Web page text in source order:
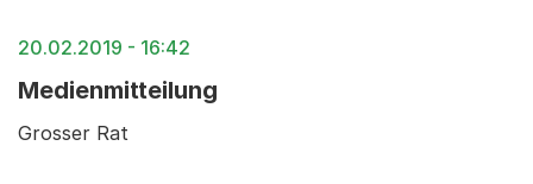
20.02.2019 - 16:42
Medienmitteilung
Grosser Rat